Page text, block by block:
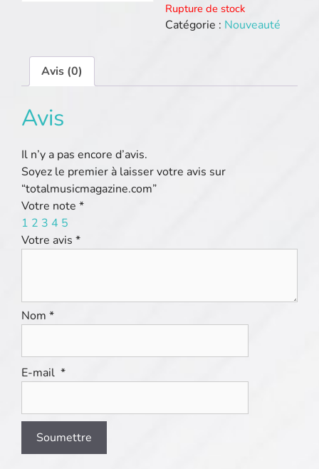
Rupture de stock
Catégorie : Nouveauté
Avis (0)
Avis
Il n’y a pas encore d’avis.
Soyez le premier à laisser votre avis sur
“totalmusicmagazine.com”
Votre note *
1 2 3 4 5
Votre avis *
Nom *
E-mail *